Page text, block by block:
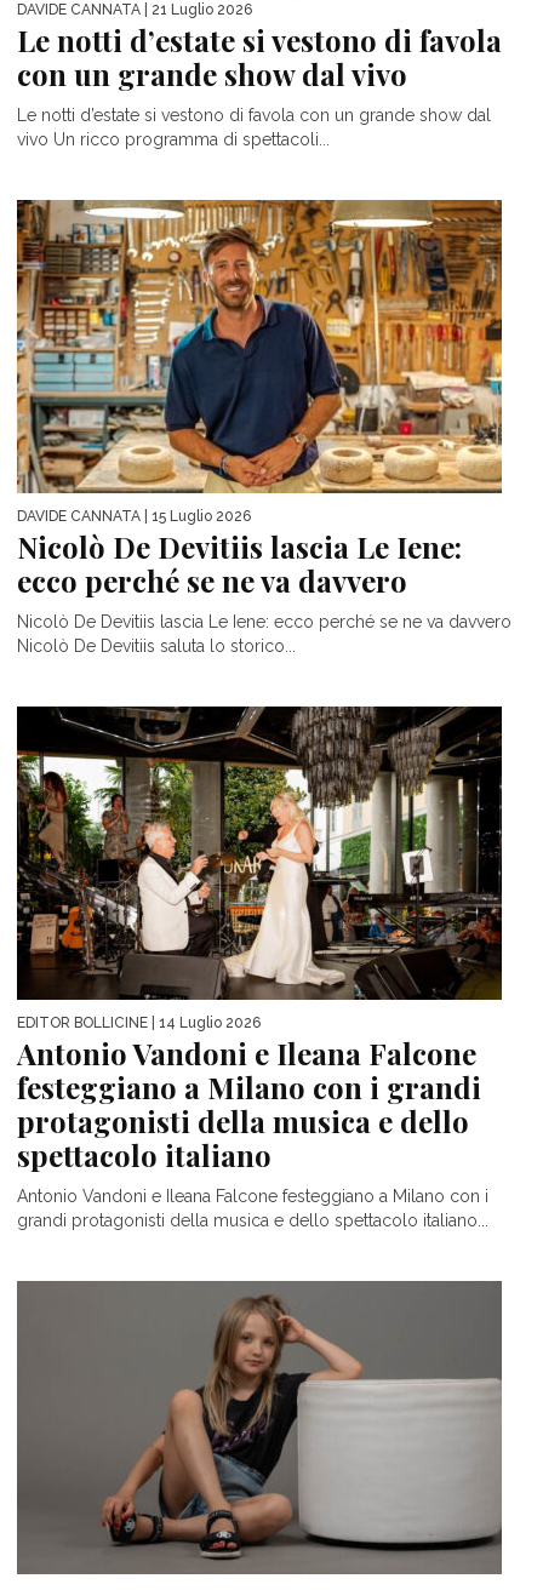
DAVIDE CANNATA | 21 Luglio 2026
Le notti d’estate si vestono di favola
con un grande show dal vivo
Le notti d’estate si vestono di favola con un grande show dal
vivo Un ricco programma di spettacoli...
DAVIDE CANNATA | 15 Luglio 2026
Nicolò De Devitiis lascia Le Iene:
ecco perché se ne va davvero
Nicolò De Devitiis lascia Le Iene: ecco perché se ne va davvero
Nicolò De Devitiis saluta lo storico...
EDITOR BOLLICINE | 14 Luglio 2026
Antonio Vandoni e Ileana Falcone
festeggiano a Milano con i grandi
protagonisti della musica e dello
spettacolo italiano
Antonio Vandoni e Ileana Falcone festeggiano a Milano con i
grandi protagonisti della musica e dello spettacolo italiano...